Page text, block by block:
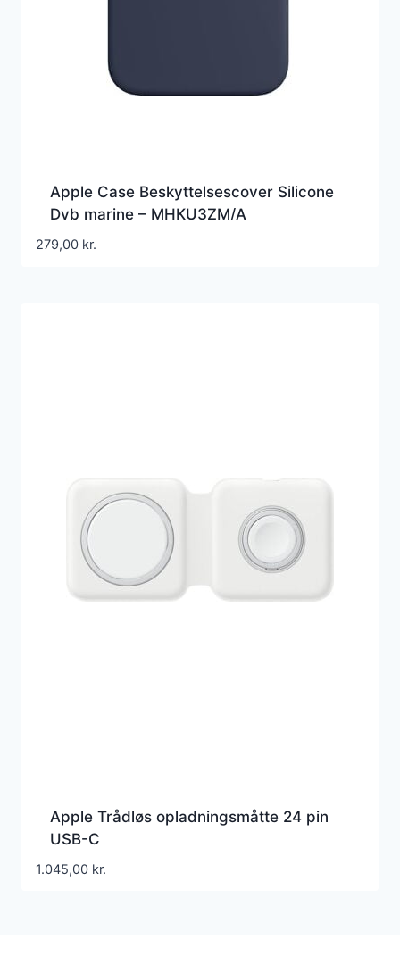
Apple Case Beskyttelsescover Silicone
Dyb marine – MHKU3ZM/A
279,00 kr.
Apple Trådløs opladningsmåtte 24 pin
USB-C
1.045,00 kr.